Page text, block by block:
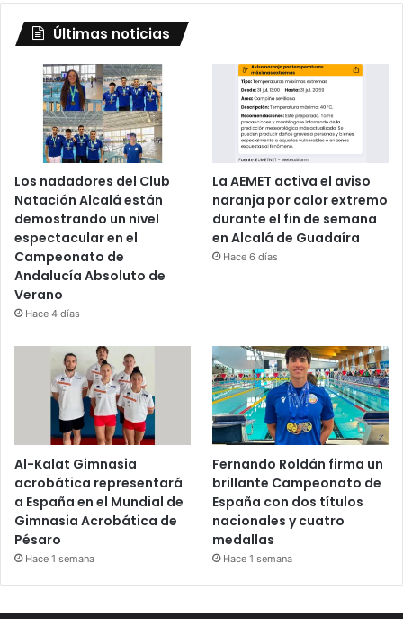
Últimas noticias
Los nadadores del Club
Natación Alcalá están
demostrando un nivel
espectacular en el
Campeonato de
Andalucía Absoluto de
Verano
Hace 4 días
La AEMET activa el aviso
naranja por calor extremo
durante el fin de semana
en Alcalá de Guadaíra
Hace 6 días
Al-Kalat Gimnasia
acrobática representará
a España en el Mundial de
Gimnasia Acrobática de
Pésaro
Hace 1 semana
Fernando Roldán firma un
brillante Campeonato de
España con dos títulos
nacionales y cuatro
medallas
Hace 1 semana